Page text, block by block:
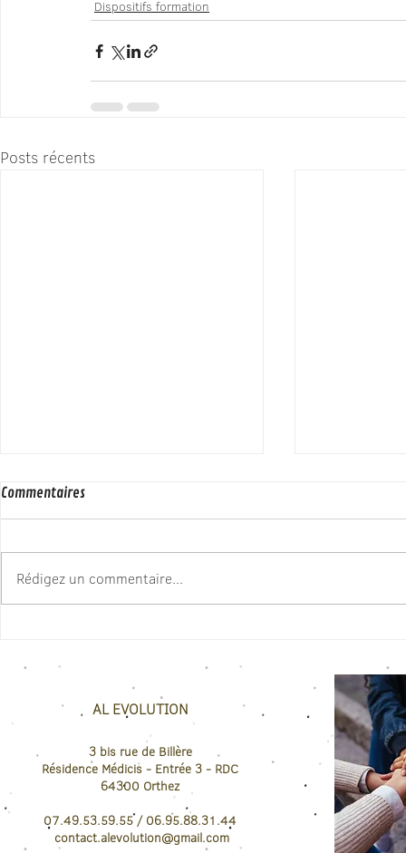
Dispositifs formation
Posts récents
et
Commentaires
Rédigez un commentaire...
AL EVOLUTION
3 bis rue de Billère
Résidence Médicis - Entrée 3 - RDC
64300 Orthez
07.49.53.59.55 / 06.95.88.31.44
contact.alevolution@gmail.com